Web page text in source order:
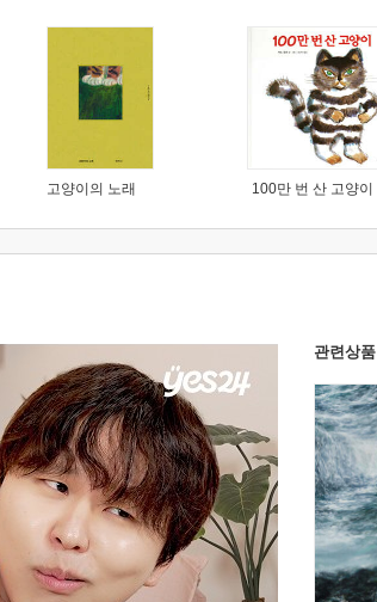
고양이의 노래 100만 번 산 고양이
관련상품